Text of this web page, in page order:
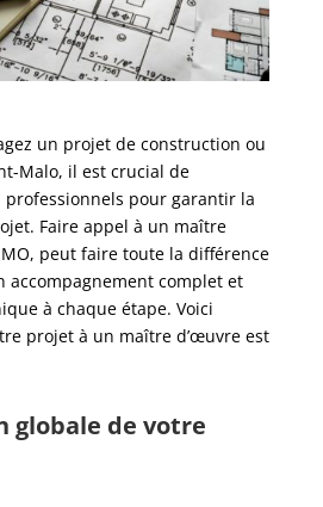
un projet de construction ou
Malo, il est crucial de
professionnels pour garantir la
Faire appel à un maître
peut faire toute la différence
accompagnement complet et
à chaque étape. Voici
projet à un maître d’œuvre est
globale de votre